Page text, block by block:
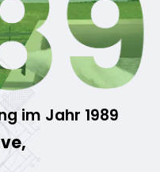
im Jahr 1989